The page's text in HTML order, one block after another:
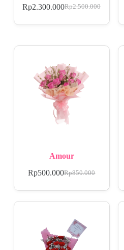
Rp2.500.000
Rp2.300.000
Amour
Rp850.000
Rp500.000